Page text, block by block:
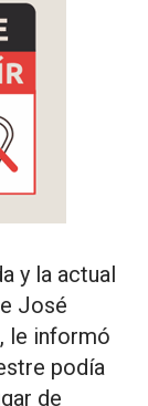
y la actual
José
le informó
podía
de